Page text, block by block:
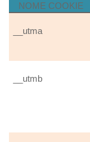
NOME COOKIE
__utma
__utmb